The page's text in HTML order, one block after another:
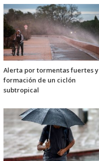
Alerta por tormentas fuertes y
formación de un ciclón
subtropical